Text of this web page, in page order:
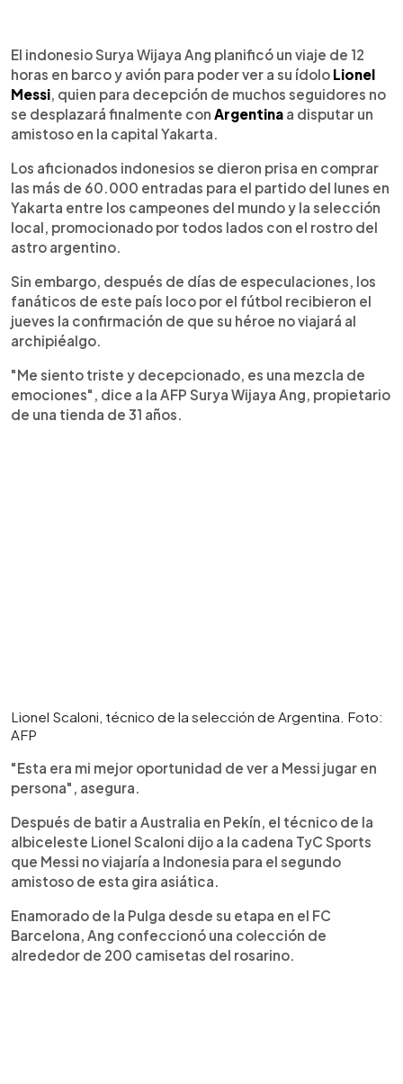
Escuchar artículo
El indonesio Surya Wijaya Ang planificó un viaje de 12
horas en barco y avión para poder ver a su ídolo Lionel
Messi, quien para decepción de muchos seguidores no
se desplazará finalmente con Argentina a disputar un
amistoso en la capital Yakarta.
Los aficionados indonesios se dieron prisa en comprar
las más de 60.000 entradas para el partido del lunes en
Yakarta entre los campeones del mundo y la selección
local, promocionado por todos lados con el rostro del
astro argentino.
Sin embargo, después de días de especulaciones, los
fanáticos de este país loco por el fútbol recibieron el
jueves la confirmación de que su héroe no viajará al
archipiéalgo.
"Me siento triste y decepcionado, es una mezcla de
emociones", dice a la AFP Surya Wijaya Ang, propietario
de una tienda de 31 años.
Lionel Scaloni, técnico de la selección de Argentina. Foto:
AFP
"Esta era mi mejor oportunidad de ver a Messi jugar en
persona", asegura.
Después de batir a Australia en Pekín, el técnico de la
albiceleste Lionel Scaloni dijo a la cadena TyC Sports
que Messi no viajaría a Indonesia para el segundo
amistoso de esta gira asiática.
Enamorado de la Pulga desde su etapa en el FC
Barcelona, Ang confeccionó una colección de
alrededor de 200 camisetas del rosarino.